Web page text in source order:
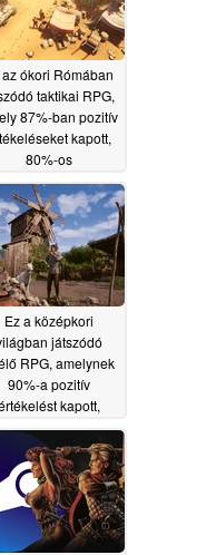
az ókori Rómában
taktikai RPG,
87%-ban pozitív
kapott,
80%-os
kedvezménnyel
a Steam-en
06/20/2026
Ez a középkori
játszódó
RPG, amelynek
90%-a pozitív
kapott,
jelenleg 50%-os
kedvezménnyel
a Steam-en
06/18/2026